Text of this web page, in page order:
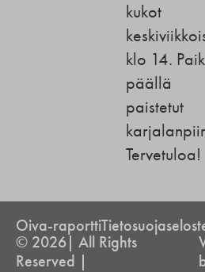
kukot
klo 14.
päällä
paistetut
Tervetuloa!
Oiva-raportti
© 2026| All Rights
Reserved |